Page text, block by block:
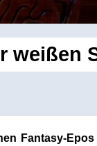
weißen
Fantasy-